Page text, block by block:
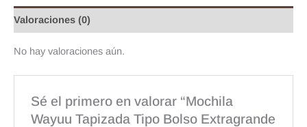
Valoraciones (0)
No hay valoraciones aún.
Sé el primero en valorar “Mochila
Wayuu Tapizada Tipo Bolso Extragrande